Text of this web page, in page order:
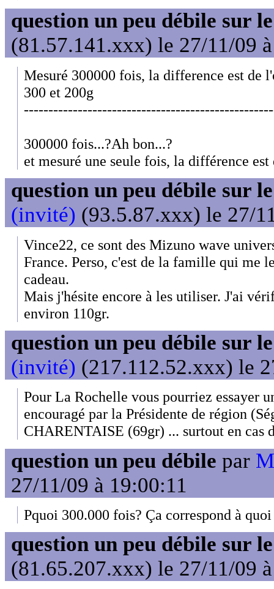
question un peu débile sur
(81.57.141.xxx) le 27/11/09
Mesuré 300000 fois, la difference est de
300 et 200g
300000 fois...?Ah bon...?
et mesuré une seule fois, la différence
question un peu débile sur
(invité) (93.5.87.xxx) le 27/
Vince22, ce sont des Mizuno wave
France. Perso, c'est de la famille qui me
cadeau.
Mais j'hésite encore à les utiliser. J'ai
environ 110gr.
question un peu débile sur
(invité) (217.112.52.xxx) le
Pour La Rochelle vous pourriez essayer
encouragé par la Présidente de région
CHARENTAISE (69gr) ... surtout en cas
question un peu débile par
27/11/09 à 19:00:11
Pquoi 300.000 fois? Ça correspond à
question un peu débile sur
(81.65.207.xxx) le 27/11/09